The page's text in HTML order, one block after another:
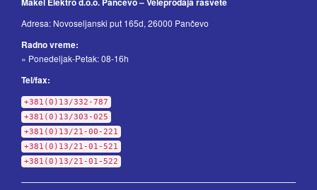
Adresa: Novoseljanski put 165d, 26000 Pančevo
Radno vreme:
» Ponedeljak-Petak: 08-16h
Tel/fax:
+381(0)13/332-787
+381(0)13/303-025
+381(0)13/21-00-221
+381(0)13/21-01-521
+381(0)13/21-01-522